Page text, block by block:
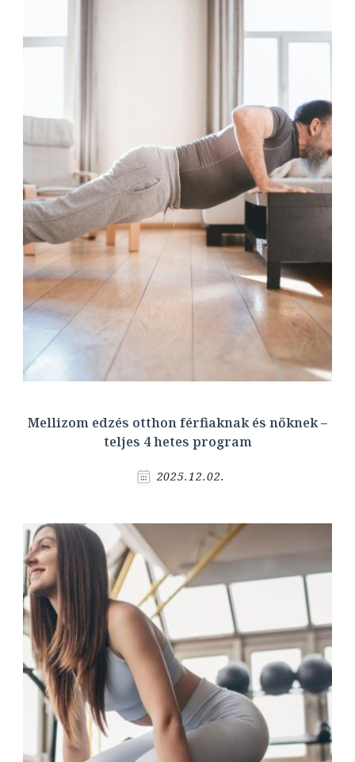
Mellizom edzés otthon férfiaknak és nőknek –
teljes 4 hetes program
2025.12.02.